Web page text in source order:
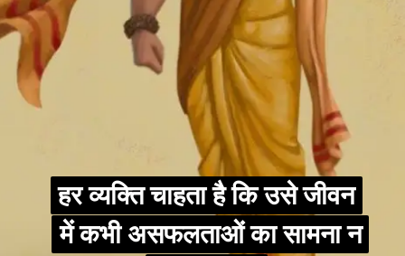
हर व्यक्ति चाहता है कि उसे जीवन
में कभी असफलताओं का सामना न
हर व्यक्ति चाहता है कि उसे जीवन
में कभी असफलताओं का सामना न